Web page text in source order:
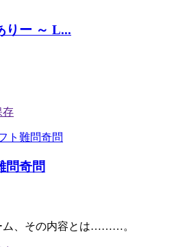
りー ～ L...
問奇問
ム、その内容とは………。